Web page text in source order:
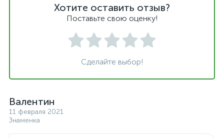
Хотите оставить отзыв?
Поставьте свою оценку!
Сделайте выбор!
Валентин
11 февраля 2021
Знаменка